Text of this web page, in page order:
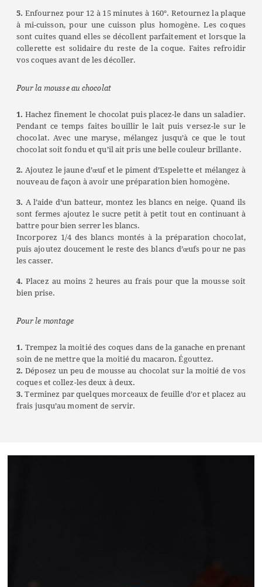
5. Enfournez pour 12 à 15 minutes à 160°. Retournez la plaque
à mi-cuisson, pour une cuisson plus homogène. Les coques
sont cuites quand elles se décollent parfaitement et lorsque la
collerette est solidaire du reste de la coque. Faites refroidir
vos coques avant de les décoller.
Pour la mousse au chocolat
1. Hachez finement le chocolat puis placez-le dans un saladier.
Pendant ce temps faites bouillir le lait puis versez-le sur le
chocolat. Avec une maryse, mélangez jusqu’à ce que le tout
chocolat soit fondu et qu’il ait pris une belle couleur brillante.
2. Ajoutez le jaune d’œuf et le piment d’Espelette et mélangez à
nouveau de façon à avoir une préparation bien homogène.
3. A l’aide d’un batteur, montez les blancs en neige. Quand ils
sont fermes ajoutez le sucre petit à petit tout en continuant à
battre pour bien serrer les blancs.
Incorporez 1/4 des blancs montés à la préparation chocolat,
puis ajoutez doucement le reste des blancs d’œufs pour ne pas
les casser.
4. Placez au moins 2 heures au frais pour que la mousse soit
bien prise.
Pour le montage
1. Trempez la moitié des coques dans de la ganache en prenant
soin de ne mettre que la moitié du macaron. Égouttez.
2. Déposez un peu de mousse au chocolat sur la moitié de vos
coques et collez-les deux à deux.
3. Terminez par quelques morceaux de feuille d’or et placez au
frais jusqu’au moment de servir.